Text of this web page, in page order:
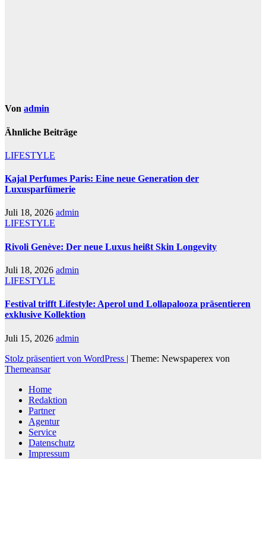
Von admin
Ähnliche Beiträge
LIFESTYLE
Kajal Perfumes Paris: Eine neue Generation der
Luxusparfümerie
Juli 18, 2026 admin
LIFESTYLE
Rivoli Genève: Der neue Luxus heißt Skin Longevity
Juli 18, 2026 admin
LIFESTYLE
Festival trifft Lifestyle: Aperol und Lollapalooza präsentieren
exklusive Kollektion
Juli 15, 2026 admin
Stolz präsentiert von WordPress | Theme: Newspaperex von
Themeansar
Home
Redaktion
Partner
Agentur
Service
Datenschutz
Impressum